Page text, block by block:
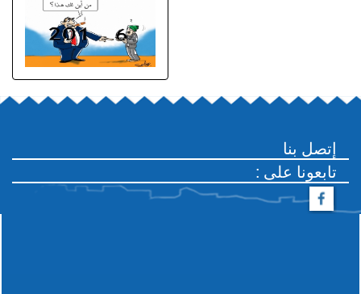
إتصل بنا
: تابعونا على